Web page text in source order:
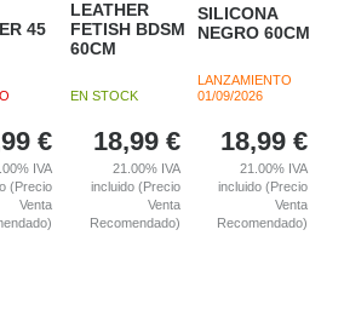
45
€
IVA
(Precio
Venta
LEATHER
FETISH BDSM
60CM
EN STOCK
18,99 €
21.00% IVA
incluido (Precio
Venta
Recomendado)
SILICONA
NEGRO 60CM
LANZAMIENTO
01/09/2026
18,99 €
21.00% IVA
incluido (Precio
Venta
Recomendado)